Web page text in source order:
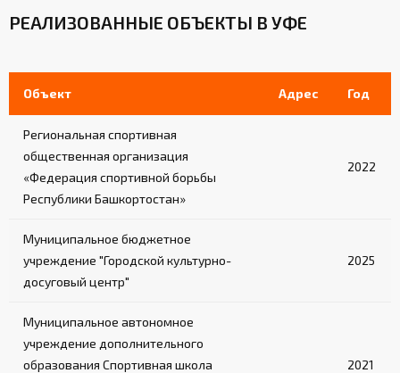
РЕАЛИЗОВАННЫЕ ОБЪЕКТЫ В УФЕ
Объект Адрес Год
Региональная спортивная
общественная организация
«Федерация спортивной борьбы
Республики Башкортостан»
2022
Муниципальное бюджетное
учреждение "Городской культурно-
досуговый центр"
2025
Муниципальное автономное
учреждение дополнительного
образования Спортивная школа
2021